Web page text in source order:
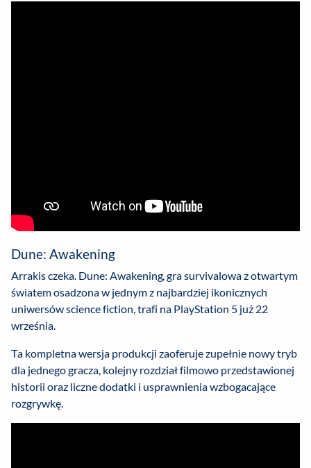
Dune: Awakening
Arrakis czeka. Dune: Awakening, gra survivalowa z otwartym
światem osadzona w jednym z najbardziej ikonicznych
uniwersów science fiction, trafi na PlayStation 5 już 22
września.
Ta kompletna wersja produkcji zaoferuje zupełnie nowy tryb
dla jednego gracza, kolejny rozdział filmowo przedstawionej
historii oraz liczne dodatki i usprawnienia wzbogacające
rozgrywkę.